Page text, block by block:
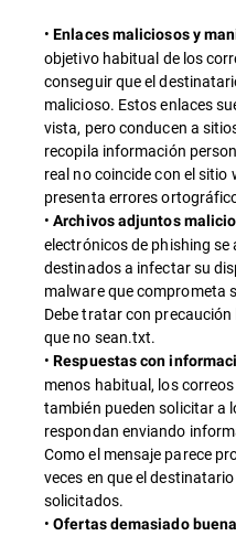
•Enlaces maliciosos y
objetivo habitual de los
conseguir que el
malicioso. Estos enlaces
vista, pero conducen a
recopila información
real no coincide con el
presenta errores
•Archivos adjuntos
electrónicos de phishing
destinados a infectar su
malware que comprometa
Debe tratar con
que no sean.txt.
•Respuestas con
menos habitual, los
también pueden solicitar a
respondan enviando
Como el mensaje parece
veces en que el
solicitados.
•Ofertas demasiado